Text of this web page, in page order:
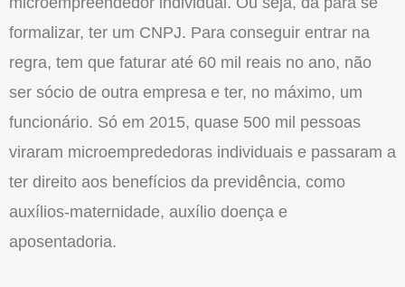
formalizar, ter um CNPJ. Para conseguir entrar na
regra, tem que faturar até 60 mil reais no ano, não
ser sócio de outra empresa e ter, no máximo, um
funcionário. Só em 2015, quase 500 mil pessoas
viraram microemprededoras individuais e passaram a
ter direito aos benefícios da previdência, como
auxílios-maternidade, auxílio doença e
aposentadoria.